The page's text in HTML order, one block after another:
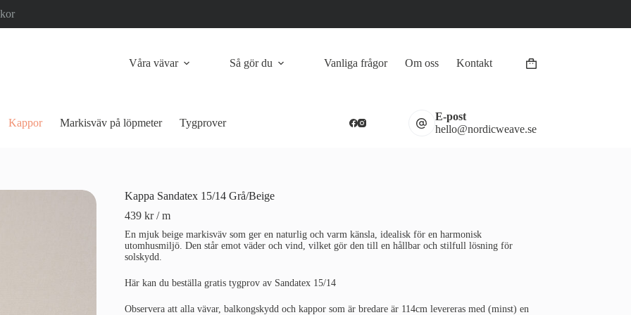
Våra vävar Så gör du Vanliga frågor Om oss Kontakt Varukorg
Kappor Markisväv på löpmeter Tygprover
E-post
hello@nordicweave.se
Kappa Sandatex 15/14 Grå/Beige
439 kr / m
En mjuk beige markisväv som ger en naturlig och varm känsla, idealisk för en harmonisk
utomhusmiljö. Den står emot väder och vind, vilket gör den till en hållbar och stilfull lösning för
solskydd.
Här kan du beställa gratis tygprov av Sandatex 15/14
Observera att alla vävar, balkongskydd och kappor som är bredare är 114cm levereras med (minst) en